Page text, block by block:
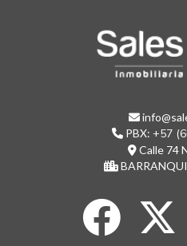
PBX: +57
Calle 74